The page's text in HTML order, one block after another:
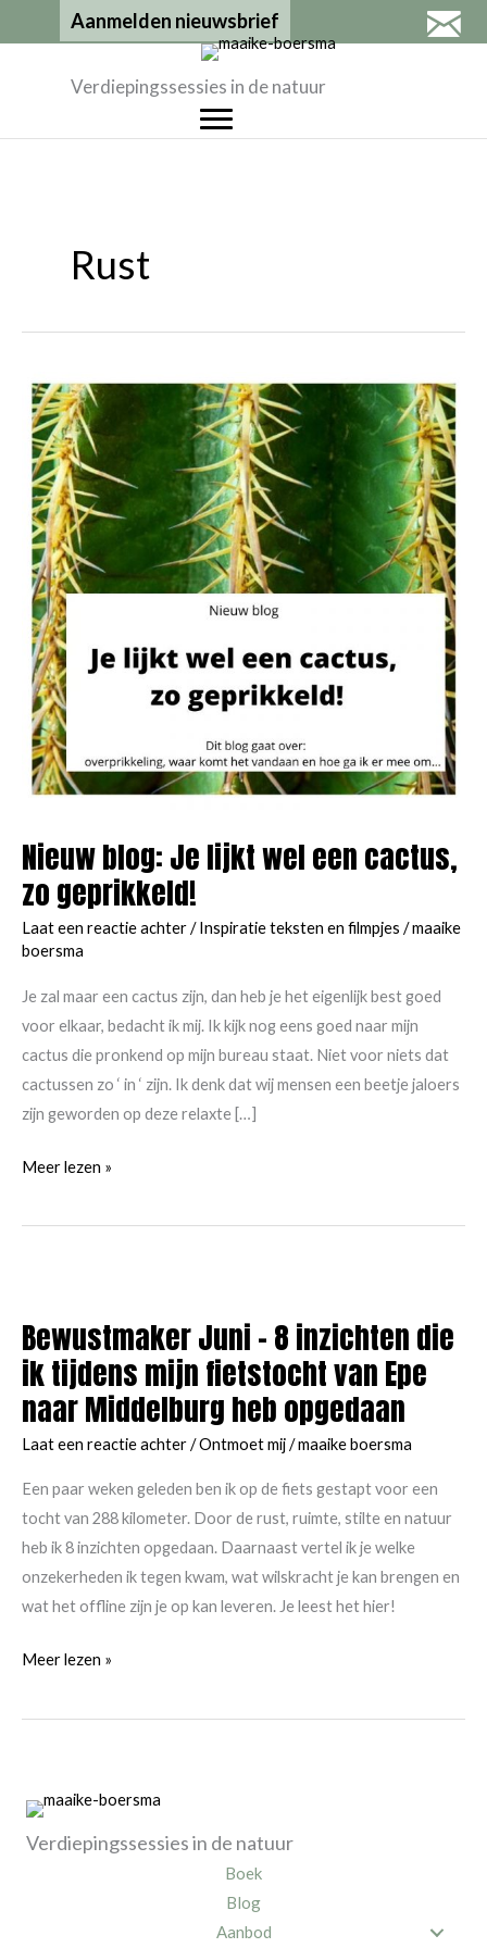
naar
Aanmelden nieuwsbrief
Verdiepingssessies in de natuur
Rust
Nieuw blog: Je lijkt wel een cactus,
zo geprikkeld!
Laat een reactie achter/Inspiratie teksten en filmpjes /maaike
boersma
Je zal maar een cactus zijn, dan heb je het eigenlijk best goed
voor elkaar, bedacht ik mij. Ik kijk nog eens goed naar mijn
cactus die pronkend op mijn bureau staat. Niet voor niets dat
cactussen zo ‘ in ‘ zijn. Ik denk dat wij mensen een beetje jaloers
zijn geworden op deze relaxte […]
Nieuw
Je
cactus,
zo
geprikkeld!
Meer lezen »
Bewustmaker Juni – 8 inzichten die
ik tijdens mijn fietstocht van Epe
naar Middelburg heb opgedaan
Laat een reactie achter/Ontmoet mij/maaike boersma
Een paar weken geleden ben ik op de fiets gestapt voor een
tocht van 288 kilometer. Door de rust, ruimte, stilte en natuur
heb ik 8 inzichten opgedaan. Daarnaast vertel ik je welke
onzekerheden ik tegen kwam, wat wilskracht je kan brengen en
wat het offline zijn je op kan leveren. Je leest het hier!
Bewustmaker
–
die
ik
Meer lezen »
Verdiepingssessies in de natuur
Boek
Blog
Aanbod